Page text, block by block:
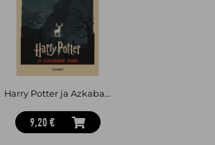
Harry Potter ja Azkabanin vanki
9,20 €